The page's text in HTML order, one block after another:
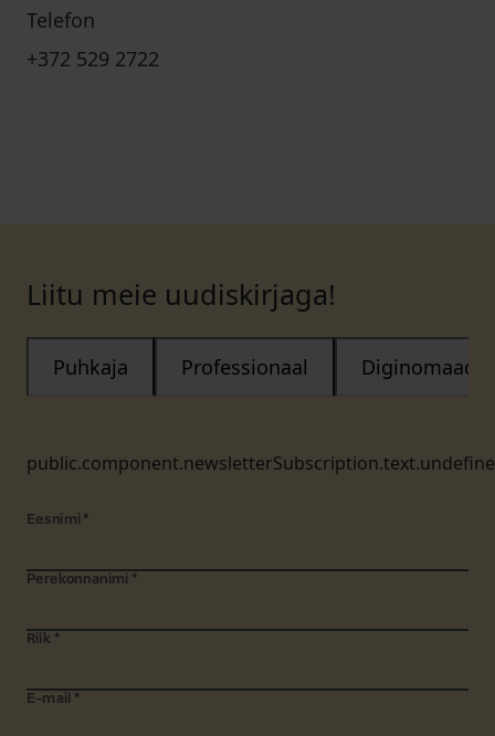
Telefon
+372 529 2722
Liitu meie uudiskirjaga!
Puhkaja Professionaal Diginomaad
Eesnimi *
Perekonnanimi *
Riik *
E-mail *